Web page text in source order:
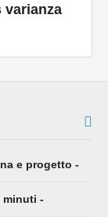
varianza
e progetto -
minuti -